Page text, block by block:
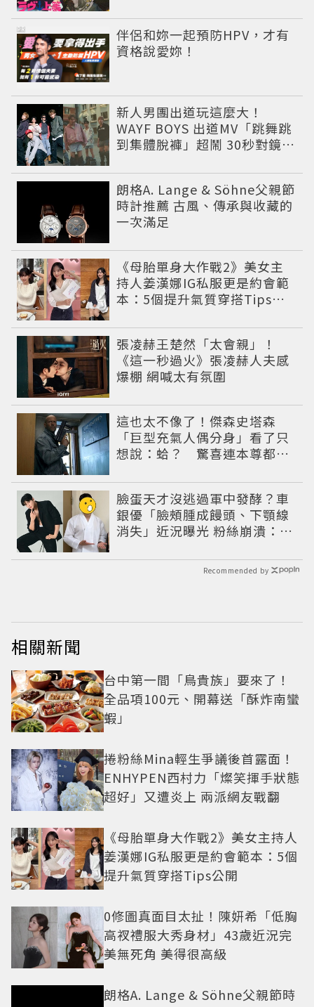
伴侶和妳一起預防HPV，才有
資格說愛妳！
PR
新人男團出道玩這麼大！
WAYF BOYS 出道MV「跳舞跳
到集體脫褲」超鬧 30秒對鏡清
朗格A. Lange & Söhne父親節
時計推薦 古風、傳承與收藏的
一次滿足
《母胎單身大作戰2》美女主
持人姜漢娜IG私服更是約會範
本：5個提升氣質穿搭Tips公
張凌赫王楚然「太會親」！
《這一秒過火》張凌赫人夫感
爆棚 網喊太有氛圍
這也太不像了！傑森史塔森
「巨型充氣人偶分身」看了只
想說：蛤？ 驚喜連本尊都吐
臉蛋天才沒逃過軍中發酵？車
銀優「臉頰腫成饅頭、下顎線
消失」近況曝光 粉絲崩潰：空
Recommended by
相關新聞
台中第一間「鳥貴族」要來了！
全品項100元、開幕送「酥炸南蠻
蝦」
捲粉絲Mina輕生爭議後首露面！
ENHYPEN西村力「燦笑揮手狀態
超好」又遭炎上 兩派網友戰翻
《母胎單身大作戰2》美女主持人
姜漢娜IG私服更是約會範本：5個
提升氣質穿搭Tips公開
0修圖真面目太扯！陳妍希「低胸
高衩禮服大秀身材」43歲近況完
美無死角 美得很高級
朗格A. Lange & Söhne父親節時